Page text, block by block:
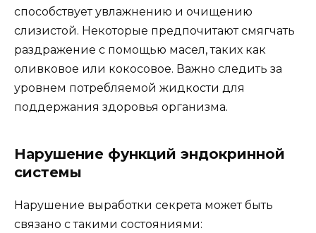
способствует увлажнению и очищению
слизистой. Некоторые предпочитают смягчать
раздражение с помощью масел, таких как
оливковое или кокосовое. Важно следить за
уровнем потребляемой жидкости для
поддержания здоровья организма.
Нарушение функций эндокринной
системы
Нарушение выработки секрета может быть
связано с такими состояниями: